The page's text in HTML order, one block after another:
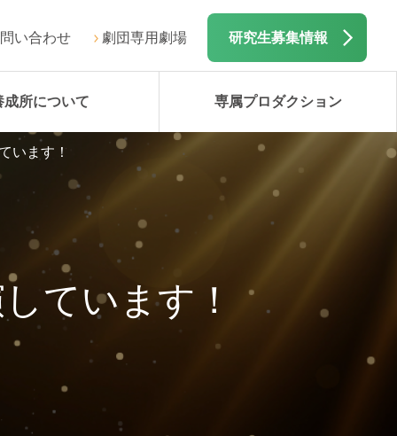
い合わせ 劇団専用劇場 研究生募集情報
成所について 専属プロダクション
ています！
います！